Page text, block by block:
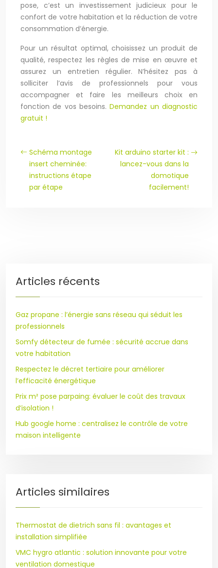
pose, c’est un investissement judicieux pour le
confort de votre habitation et la réduction de votre
consommation d’énergie.
Pour un résultat optimal, choisissez un produit de
qualité, respectez les règles de mise en œuvre et
assurez un entretien régulier. N’hésitez pas à
solliciter l’avis de professionnels pour vous
accompagner et faire les meilleurs choix en
fonction de vos besoins.Demandez un diagnostic
gratuit !
Schéma montage
insert cheminée:
instructions étape
par étape
Kit arduino starter kit :
lancez-vous dans la
domotique
facilement!
Articles récents
Gaz propane : l’énergie sans réseau qui séduit les
professionnels
Somfy détecteur de fumée : sécurité accrue dans
votre habitation
Respectez le décret tertiaire pour améliorer
l’efficacité énergétique
Prix m² pose parpaing: évaluer le coût des travaux
d’isolation !
Hub google home : centralisez le contrôle de votre
maison intelligente
Articles similaires
Thermostat de dietrich sans fil : avantages et
installation simplifiée
VMC hygro atlantic : solution innovante pour votre
ventilation domestique